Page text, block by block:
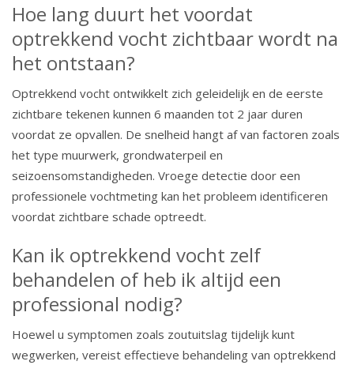
Hoe lang duurt het voordat
optrekkend vocht zichtbaar wordt na
het ontstaan?
Optrekkend vocht ontwikkelt zich geleidelijk en de eerste
zichtbare tekenen kunnen 6 maanden tot 2 jaar duren
voordat ze opvallen. De snelheid hangt af van factoren zoals
het type muurwerk, grondwaterpeil en
seizoensomstandigheden. Vroege detectie door een
professionele vochtmeting kan het probleem identificeren
voordat zichtbare schade optreedt.
Kan ik optrekkend vocht zelf
behandelen of heb ik altijd een
professional nodig?
Hoewel u symptomen zoals zoutuitslag tijdelijk kunt
wegwerken, vereist effectieve behandeling van optrekkend